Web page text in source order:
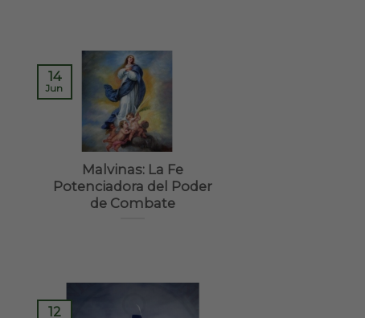
Malvinas: La Fe
Potenciadora del Poder
de Combate
14
Jun
12